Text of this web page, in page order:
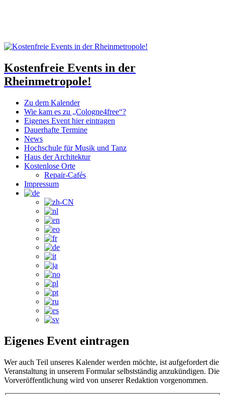
Kostenfreie Events in der
Rheinmetropole!
Zu dem Kalender
Wie kam es zu „Cologne4free“?
Eigenes Event hier eintragen
Dauerhafte Termine
News
Hochschule für Musik und Tanz
Haus der Architektur
Kostenlose Orte
Repair-Cafés
Impressum
Eigenes Event eintragen
Wer auch Teil unseres Kalender werden möchte, ist aufgefordert die
Veranstaltung in unserem Formular selbstständig anzukündigen. Die
Vorveröffentlichung wird von unserer Redaktion vorgenommen.